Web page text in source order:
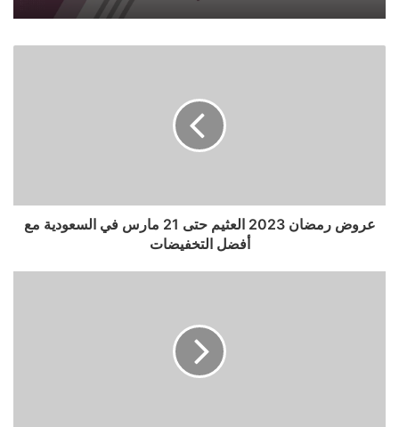
عروض رمضان 2023 العثيم حتى 21 مارس في السعودية مع
أفضل التخفيضات